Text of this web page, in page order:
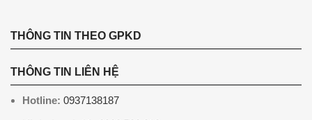
THÔNG TIN THEO GPKD
THÔNG TIN LIÊN HỆ
Hotline: 0937138187